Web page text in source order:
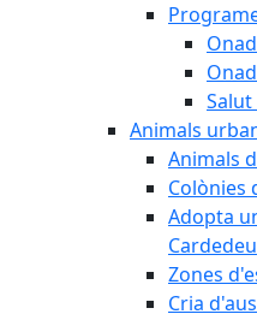
Animals
Animals
Colònies
Adopta
Cardedeu
Zones
Cria